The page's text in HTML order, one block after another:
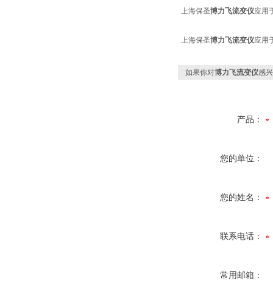
上海保圣博力飞流变仪应用
上海保圣博力飞流变仪应用
如果你对博力飞流变仪感
产品：
您的单位：
您的姓名：
联系电话：
常用邮箱：